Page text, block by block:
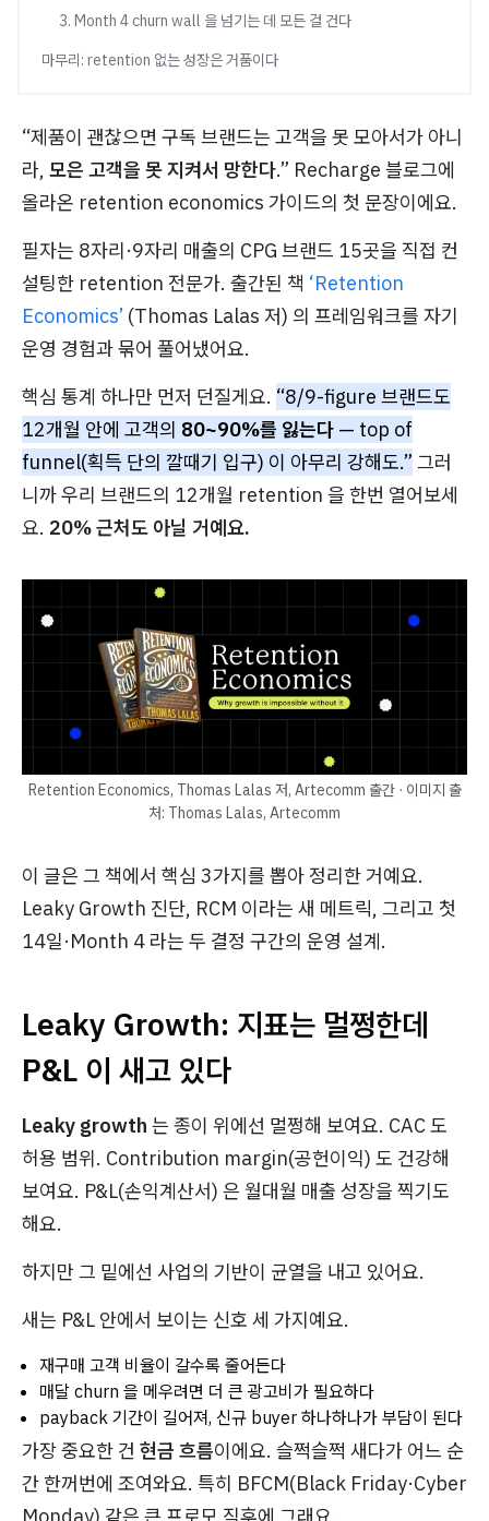
3. Month 4 churn wall 을 넘기는 데 모든 걸 건다
마무리: retention 없는 성장은 거품이다
“제품이 괜찮으면 구독 브랜드는 고객을 못 모아서가 아니
라, 모은 고객을 못 지켜서 망한다.” Recharge 블로그에
올라온 retention economics 가이드의 첫 문장이에요.
필자는 8자리·9자리 매출의 CPG 브랜드 15곳을 직접 컨
설팅한 retention 전문가. 출간된 책 ‘Retention
Economics’ (Thomas Lalas 저) 의 프레임워크를 자기
운영 경험과 묶어 풀어냈어요.
핵심 통계 하나만 먼저 던질게요. “8/9-figure 브랜드도
12개월 안에 고객의 80~90%를 잃는다 — top of
funnel(획득 단의 깔때기 입구) 이 아무리 강해도.” 그러
니까 우리 브랜드의 12개월 retention 을 한번 열어보세
요. 20% 근처도 아닐 거예요.
Retention Economics, Thomas Lalas 저, Artecomm 출간 · 이미지 출
처: Thomas Lalas, Artecomm
이 글은 그 책에서 핵심 3가지를 뽑아 정리한 거예요.
Leaky Growth 진단, RCM 이라는 새 메트릭, 그리고 첫
14일·Month 4 라는 두 결정 구간의 운영 설계.
Leaky Growth: 지표는 멀쩡한데
P&L 이 새고 있다
Leaky growth 는 종이 위에선 멀쩡해 보여요. CAC 도
허용 범위. Contribution margin(공헌이익) 도 건강해
보여요. P&L(손익계산서) 은 월대월 매출 성장을 찍기도
해요.
하지만 그 밑에선 사업의 기반이 균열을 내고 있어요.
새는 P&L 안에서 보이는 신호 세 가지예요.
재구매 고객 비율이 갈수록 줄어든다
매달 churn 을 메우려면 더 큰 광고비가 필요하다
payback 기간이 길어져, 신규 buyer 하나하나가 부담이 된다
가장 중요한 건 현금 흐름이에요. 슬쩍슬쩍 새다가 어느 순
간 한꺼번에 조여와요. 특히 BFCM(Black Friday·Cyber